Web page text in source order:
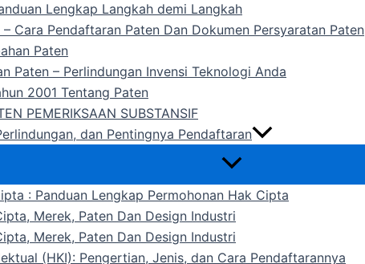
Lengkap Langkah demi Langkah
Cara Pendaftaran Paten Dan Dokumen Persyaratan Paten
Paten
Paten – Perlindungan Invensi Teknologi Anda
2001 Tentang Paten
PEMERIKSAAN SUBSTANSIF
dan Pentingnya Pendaftaran
: Panduan Lengkap Permohonan Hak Cipta
Merek, Paten Dan Design Industri
Merek, Paten Dan Design Industri
(HKI): Pengertian, Jenis, dan Cara Pendaftarannya